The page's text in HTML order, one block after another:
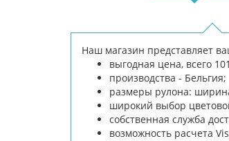
Наш магазин представляет
выгодная цена, всего
производства - Бельгия;
размеры рулона:
широкий выбор
собственная служба
возможность расчета